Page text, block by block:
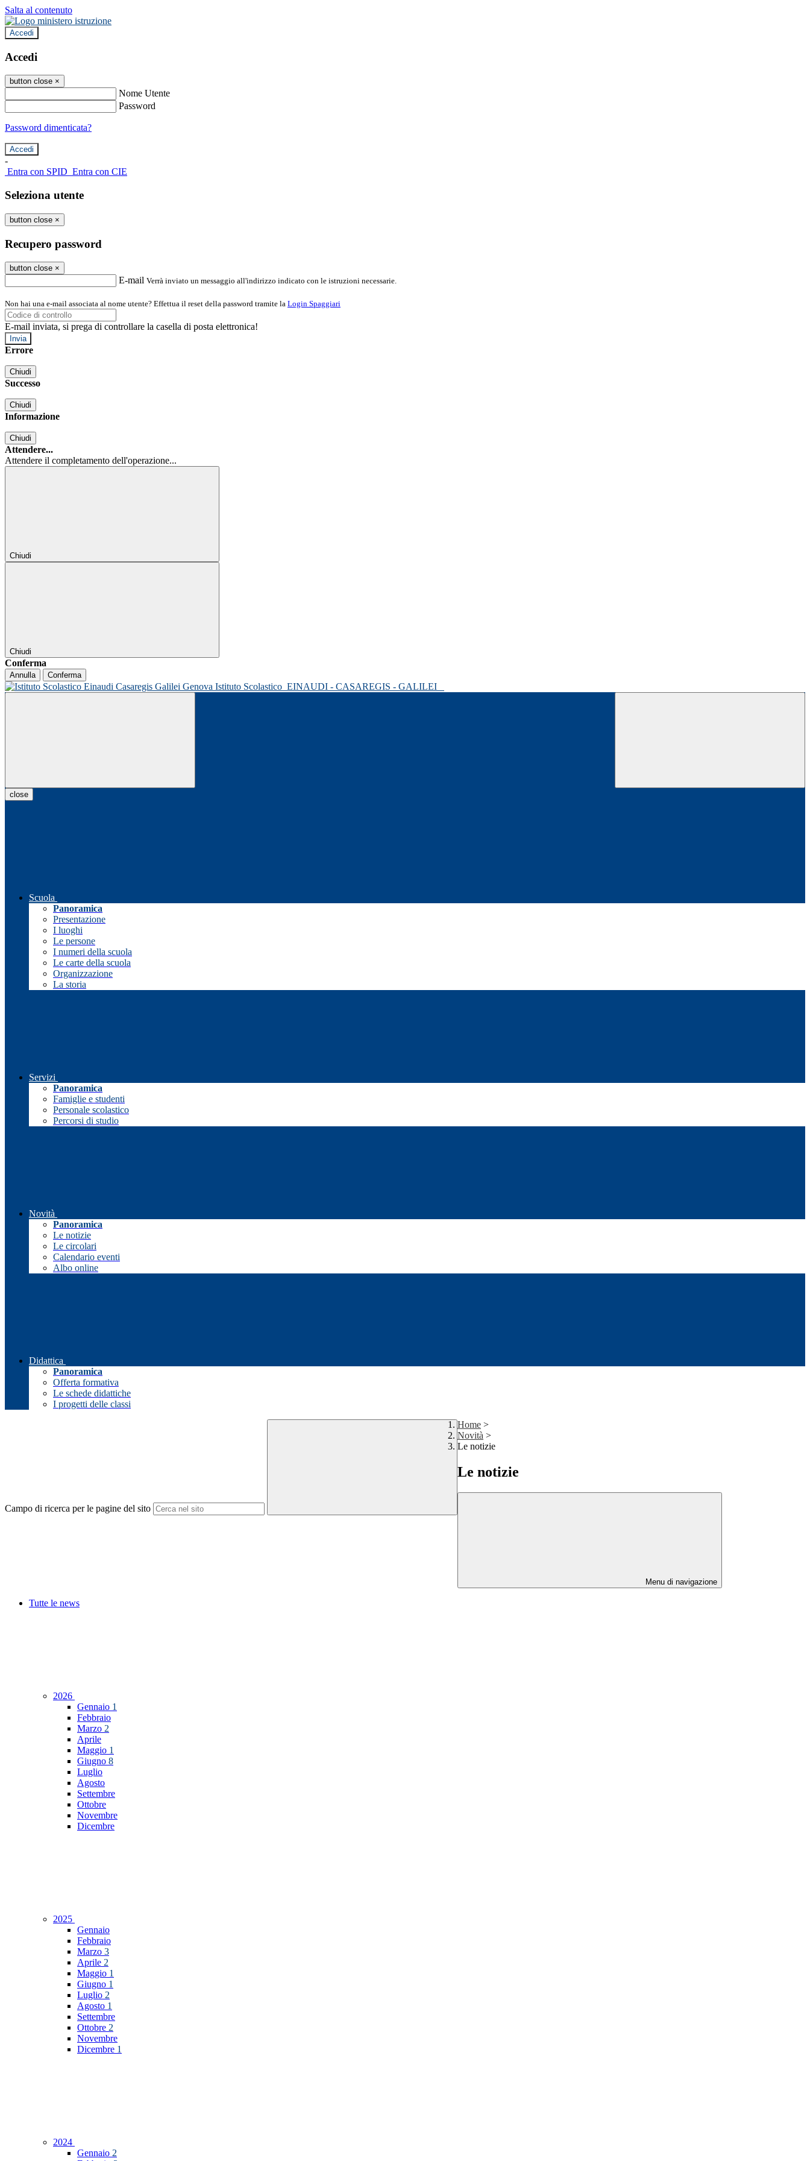
Salta al contenuto
Accedi
Accedi
button close ×
Nome Utente
Password
Password dimenticata?
-
Entra con SPID Entra con CIE
Seleziona utente
button close ×
Recupero password
button close ×
E-mail Verrà inviato un messaggio all'indirizzo indicato con le istruzioni necessarie.
Non hai una e-mail associata al nome utente? Effettua il reset della password tramite la Login Spaggiari
E-mail inviata, si prega di controllare la casella di posta elettronica!
Errore
Chiudi
Successo
Chiudi
Informazione
Chiudi
Attendere...
Attendere il completamento dell'operazione...
Chiudi
Chiudi
Conferma
Annulla Conferma
Istituto Scolastico EINAUDI - CASAREGIS - GALILEI
close
Scuola
Panoramica
Presentazione
I luoghi
Le persone
I numeri della scuola
Le carte della scuola
Organizzazione
La storia
Servizi
Panoramica
Famiglie e studenti
Personale scolastico
Percorsi di studio
Novità
Panoramica
Le notizie
Le circolari
Calendario eventi
Albo online
Didattica
Panoramica
Offerta formativa
Le schede didattiche
I progetti delle classi
Campo di ricerca per le pagine del sito
Home >
Novità >
Le notizie
Le notizie
Menu di navigazione
Tutte le news
2026
Gennaio 1
Febbraio
Marzo 2
Aprile
Maggio 1
Giugno 8
Luglio
Agosto
Settembre
Ottobre
Novembre
Dicembre
2025
Gennaio
Febbraio
Marzo 3
Aprile 2
Maggio 1
Giugno 1
Luglio 2
Agosto 1
Settembre
Ottobre 2
Novembre
Dicembre 1
2024
Gennaio 2